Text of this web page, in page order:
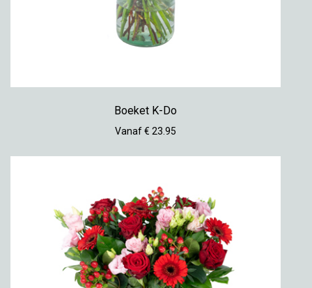
Boeket K-Do
Vanaf € 23.95